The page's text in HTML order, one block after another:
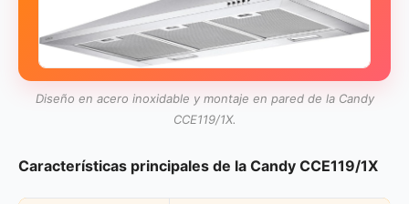
Diseño en acero inoxidable y montaje en pared de la Candy
CCE119/1X.
Características principales de la Candy CCE119/1X